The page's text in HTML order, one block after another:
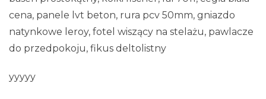
cena, panele lvt beton, rura pcv 50mm, gniazdo
natynkowe leroy, fotel wiszący na stelażu, pawlacze
do przedpokoju, fikus deltolistny
yyyyy